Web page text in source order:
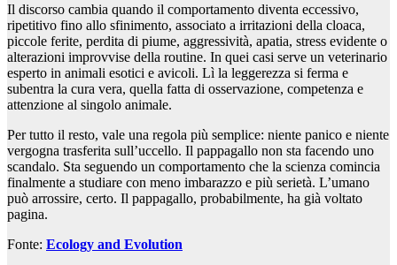
Il discorso cambia quando il comportamento diventa eccessivo,
ripetitivo fino allo sfinimento, associato a irritazioni della cloaca,
piccole ferite, perdita di piume, aggressività, apatia, stress evidente o
alterazioni improvvise della routine. In quei casi serve un veterinario
esperto in animali esotici e avicoli. Lì la leggerezza si ferma e
subentra la cura vera, quella fatta di osservazione, competenza e
attenzione al singolo animale.
Per tutto il resto, vale una regola più semplice: niente panico e niente
vergogna trasferita sull’uccello. Il pappagallo non sta facendo uno
scandalo. Sta seguendo un comportamento che la scienza comincia
finalmente a studiare con meno imbarazzo e più serietà. L’umano
può arrossire, certo. Il pappagallo, probabilmente, ha già voltato
pagina.
Fonte: Ecology and Evolution